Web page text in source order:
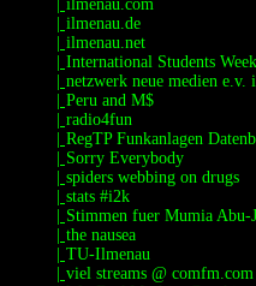
ilmenau.com
ilmenau.de
ilmenau.net
International Students
netzwerk neue medien e.v.
Peru and M$
radio4fun
RegTP Funkanlagen
Sorry Everybody
spiders webbing on drugs
stats #i2k
Stimmen fuer Mumia Abu-
the nausea
TU-Ilmenau
viel streams @ comfm.com